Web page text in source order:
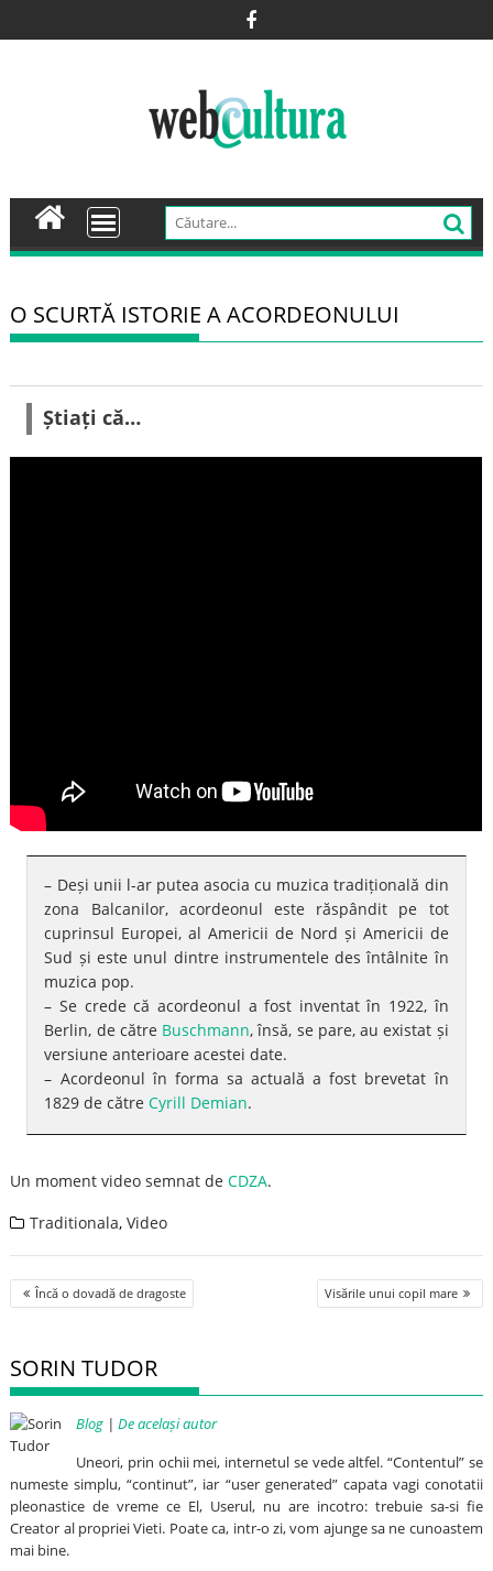
to
O SCURTĂ ISTORIE A ACORDEONULUI
Știați că…
– Deși unii l-ar putea asocia cu muzica tradițională din
zona Balcanilor, acordeonul este răspândit pe tot
cuprinsul Europei, al Americii de Nord și Americii de
Sud și este unul dintre instrumentele des întâlnite în
muzica pop.
– Se crede că acordeonul a fost inventat în 1922, în
Berlin, de către Buschmann, însă, se pare, au existat și
versiune anterioare acestei date.
– Acordeonul în forma sa actuală a fost brevetat în
1829 de cătreCyrill Demian.
Un moment video semnat deCDZA.
Traditionala,Video
Post
navigation
Încă o dovadă de dragoste Visările unui copil mare
SORIN TUDOR
Blog |De același autor
Uneori, prin ochii mei, internetul se vede altfel. “Contentul” se
numeste simplu, “continut”, iar “user generated” capata vagi conotatii
pleonastice de vreme ce El, Userul, nu are incotro: trebuie sa-si fie
Creator al propriei Vieti. Poate ca, intr-o zi, vom ajunge sa ne cunoastem
mai bine.